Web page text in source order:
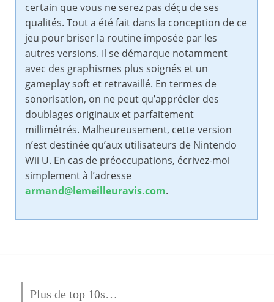
certain que vous ne serez pas déçu de ses
qualités. Tout a été fait dans la conception de ce
jeu pour briser la routine imposée par les
autres versions. Il se démarque notamment
avec des graphismes plus soignés et un
gameplay soft et retravaillé. En termes de
sonorisation, on ne peut qu’apprécier des
doublages originaux et parfaitement
millimétrés. Malheureusement, cette version
n’est destinée qu’aux utilisateurs de Nintendo
Wii U. En cas de préoccupations, écrivez-moi
simplement à l’adresse
armand@lemeilleuravis.com.
Plus de top 10s…